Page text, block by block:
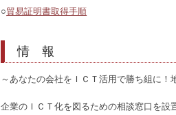
○貿易証明書取得手順
情 報
～あなたの会社をＩＣＴ活用で勝ち組に
企業のＩＣＴ化を図るための相談窓口を設